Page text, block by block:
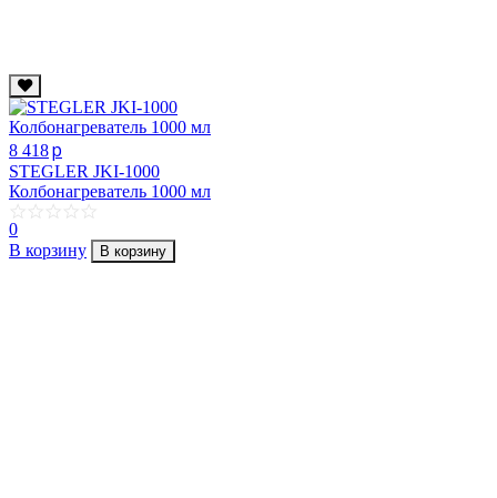
8 418p
STEGLER JKI-1000
Колбонагреватель 1000 мл
0
В корзину
В корзину